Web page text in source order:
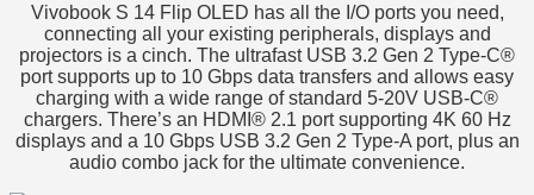
Vivobook S 14 Flip OLED has all the I/O ports you need,
connecting all your existing peripherals, displays and
projectors is a cinch. The ultrafast USB 3.2 Gen 2 Type-C®
port supports up to 10 Gbps data transfers and allows easy
charging with a wide range of standard 5-20V USB-C®
chargers. There’s an HDMI® 2.1 port supporting 4K 60 Hz
displays and a 10 Gbps USB 3.2 Gen 2 Type-A port, plus an
audio combo jack for the ultimate convenience.